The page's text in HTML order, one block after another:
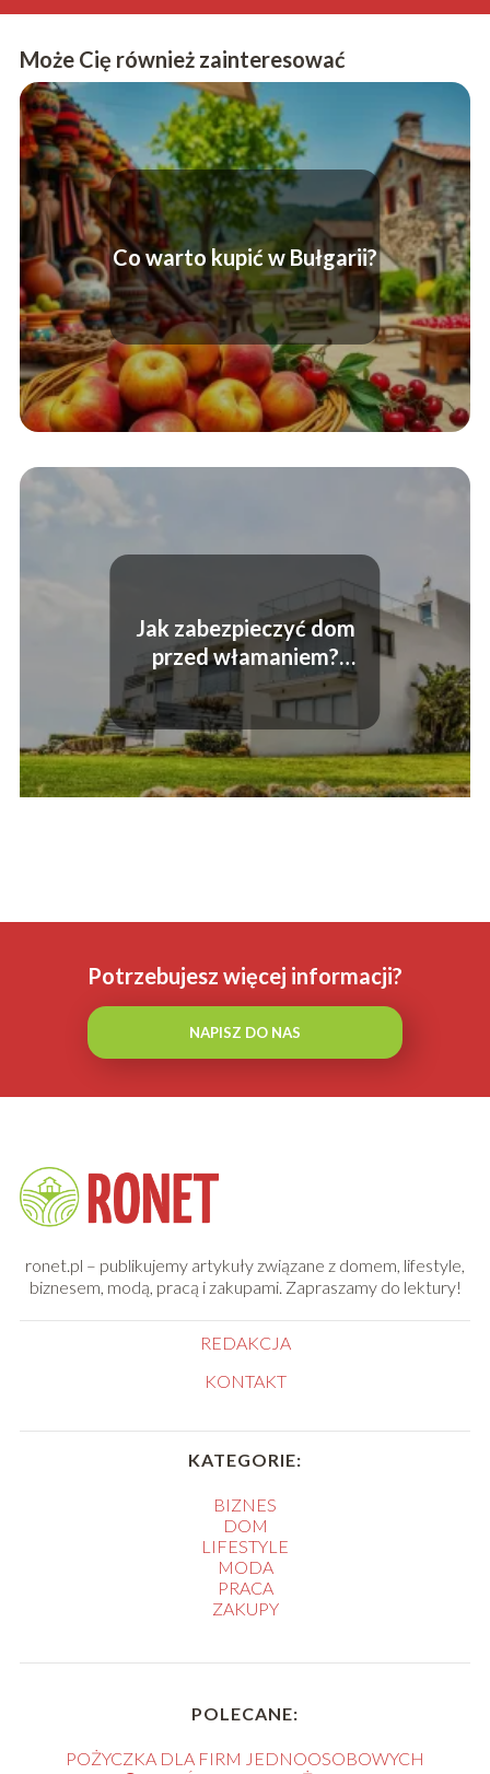
Może Cię również zainteresować
Co warto kupić w Bułgarii?
Jak zabezpieczyć dom
przed włamaniem?
Skuteczne metody
Potrzebujesz więcej informacji?
NAPISZ DO NAS
ronet.pl – publikujemy artykuły związane z domem, lifestyle,
biznesem, modą, pracą i zakupami. Zapraszamy do lektury!
REDAKCJA
KONTAKT
KATEGORIE:
BIZNES
DOM
LIFESTYLE
MODA
PRACA
ZAKUPY
POLECANE:
POŻYCZKA DLA FIRM JEDNOOSOBOWYCH